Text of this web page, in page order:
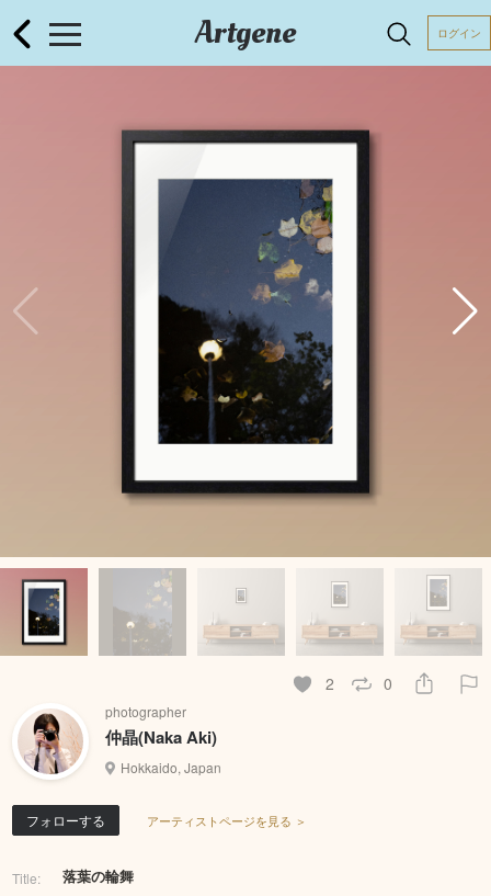
Artgene ログイン
2 0
photographer
仲晶(Naka Aki)
Hokkaido, Japan
フォローする アーティストページを見る ＞
Title: 落葉の輪舞